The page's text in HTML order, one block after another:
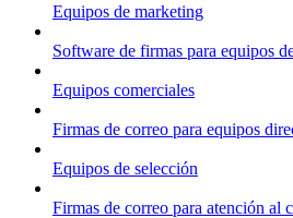
Equipos de marketing
Software de firmas para equipos
Equipos comerciales
Firmas de correo para equipos
Equipos de selección
Firmas de correo para atención al